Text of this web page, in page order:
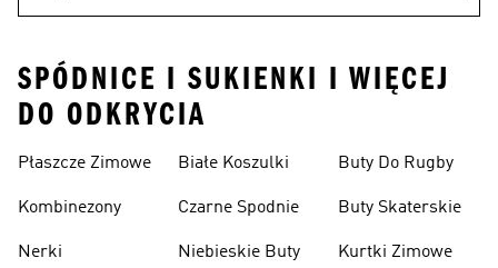
SPÓDNICE I SUKIENKI I WIĘCEJ
DO ODKRYCIA
Płaszcze Zimowe
Kombinezony
Nerki
Białe Koszulki
Czarne Spodnie
Niebieskie Buty
Buty Do Rugby
Buty Skaterskie
Kurtki Zimowe